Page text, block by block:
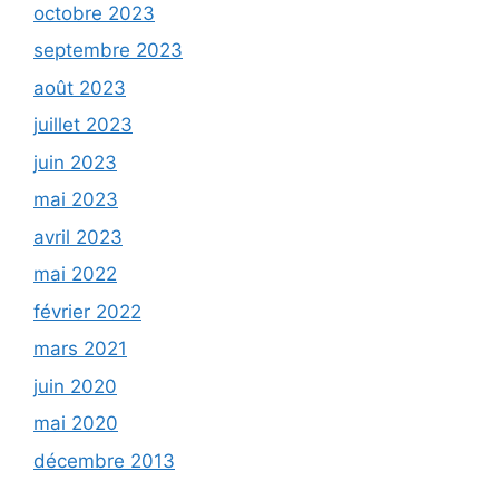
octobre 2023
septembre 2023
août 2023
juillet 2023
juin 2023
mai 2023
avril 2023
mai 2022
février 2022
mars 2021
juin 2020
mai 2020
décembre 2013